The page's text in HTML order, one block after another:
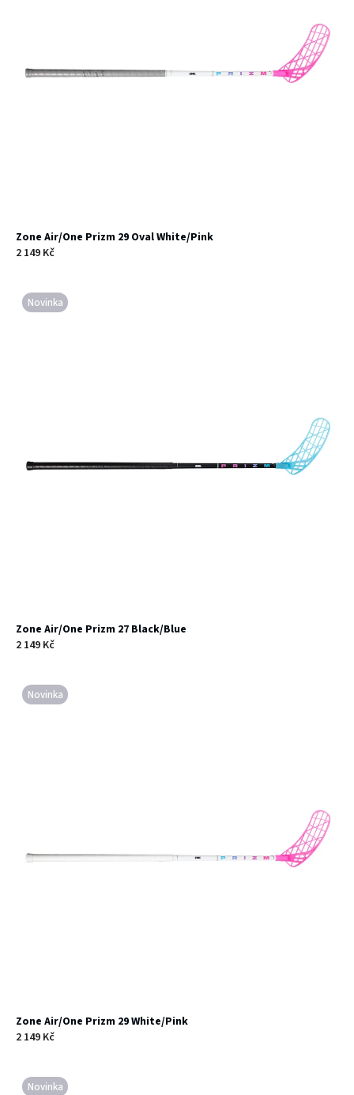
Zone Air/One Prizm 29 Oval White/Pink
2 149 Kč
Novinka
Zone Air/One Prizm 27 Black/Blue
2 149 Kč
Novinka
Zone Air/One Prizm 29 White/Pink
2 149 Kč
Novinka